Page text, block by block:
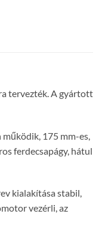
tervezték. A gyártott
175 mm-es,
ferdecsapágy, hátul
kialakítása stabil,
vezérli, az